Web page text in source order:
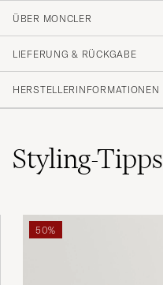
ÜBER MONCLER
LIEFERUNG & RÜCKGABE
HERSTELLERINFORMATIONEN
Styling-Tipps
50%